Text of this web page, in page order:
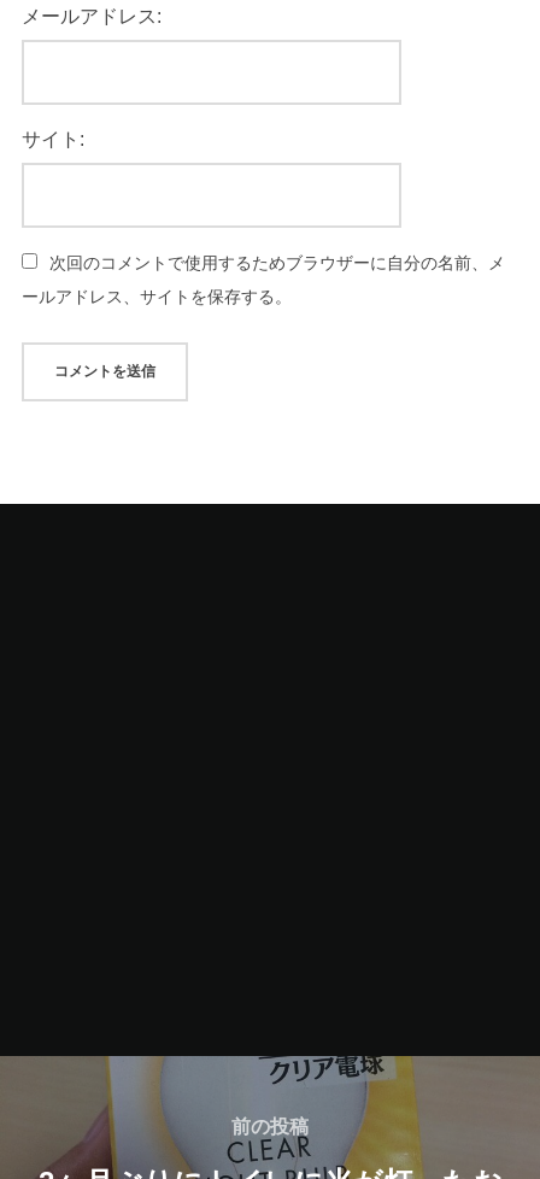
メールアドレス:
サイト:
次回のコメントで使用するためブラウザーに自分の名前、メ
ールアドレス、サイトを保存する。
前
の
前の投稿